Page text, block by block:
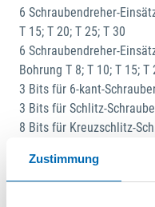
Zustimmung
6 Schraubendreher-
T 15; T 20; T 25; T 30
6 Schraubendreher-
Bohrung T 8; T 10; T 15; T
3 Bits für 6-kant-
3 Bits für Schlitz-
8 Bits für Kreuzschlitz-
8 Bits für TORX®-
30; T 40